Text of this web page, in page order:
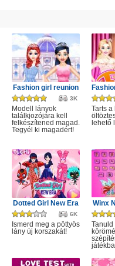
Fashion girl reunion
3K
Modell lányok
találkjozójára kell
felkészítened magad.
Tegyél ki magadért!
Tarts
lehető
Dotted Girl New Era
6K
Ismerd meg a pöttyös
lány új korszakát!
Winx
Tanuld